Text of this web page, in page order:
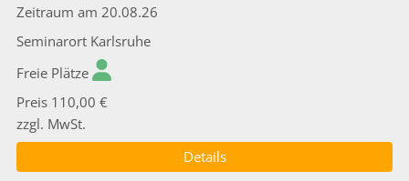
Zeitraum am 20.08.26
Seminarort Karlsruhe
Freie Plätze
Preis 110,00 €
zzgl. MwSt.
Details